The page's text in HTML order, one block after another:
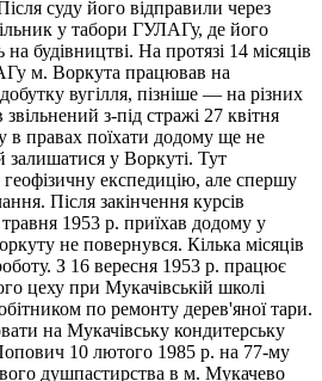
суду його відправили через
у табори ГУЛАГу, де його
будівництві. На протязі 14 місяців
м. Воркута працював на
вугілля, пізніше — на різних
з-під стражі 27 квітня
в правах поїхати додому ще не
у Воркуті. Тут
експедицію, але спершу
Після закінчення курсів
1953 р. приїхав додому у
не повернувся. Кілька місяців
З 16 вересня 1953 р. працює
цеху при Мукачівській школі
по ремонту дерев'яної тари.
на Мукачівську кондитерську
10 лютого 1985 р. на 77-му
душпастирства в м. Мукачево